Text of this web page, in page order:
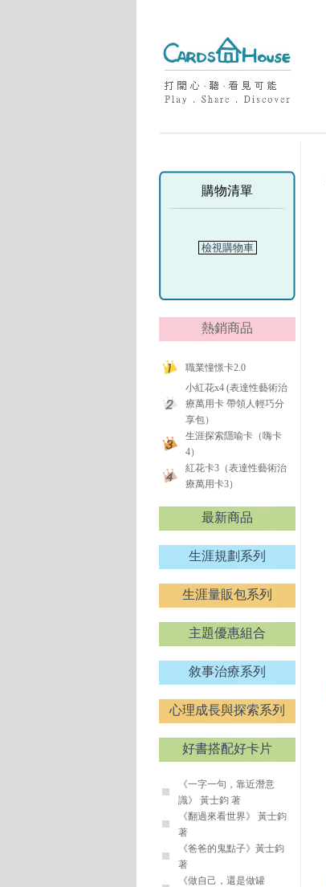
購物清單
檢視購物車
熱銷商品
職業憧憬卡2.0
小紅花x4 (表達性藝術治
療萬用卡 帶領人輕巧分
享包）
生涯探索隱喻卡（嗨卡
4）
紅花卡3（表達性藝術治
療萬用卡3）
最新商品
生涯規劃系列
生涯量販包系列
主題優惠組合
敘事治療系列
心理成長與探索系列
好書搭配好卡片
《一字一句，靠近潛意
識》 黃士鈞 著
《翻過來看世界》 黃士鈞
著
《爸爸的鬼點子》黃士鈞
著
《做自己，還是做罐